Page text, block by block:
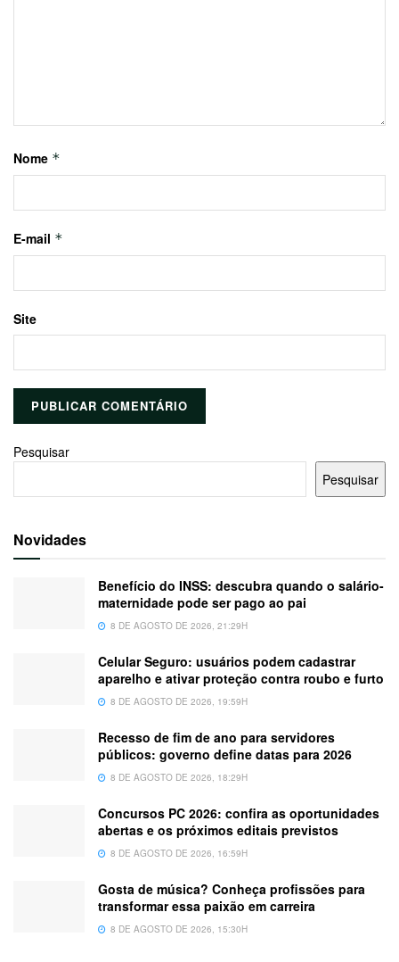
Nome *
E-mail *
Site
Pesquisar
Pesquisar
Novidades
Benefício do INSS: descubra quando o salário-
maternidade pode ser pago ao pai
8 DE AGOSTO DE 2026, 21:29H
Celular Seguro: usuários podem cadastrar
aparelho e ativar proteção contra roubo e furto
8 DE AGOSTO DE 2026, 19:59H
Recesso de fim de ano para servidores
públicos: governo define datas para 2026
8 DE AGOSTO DE 2026, 18:29H
Concursos PC 2026: confira as oportunidades
abertas e os próximos editais previstos
8 DE AGOSTO DE 2026, 16:59H
Gosta de música? Conheça profissões para
transformar essa paixão em carreira
8 DE AGOSTO DE 2026, 15:30H